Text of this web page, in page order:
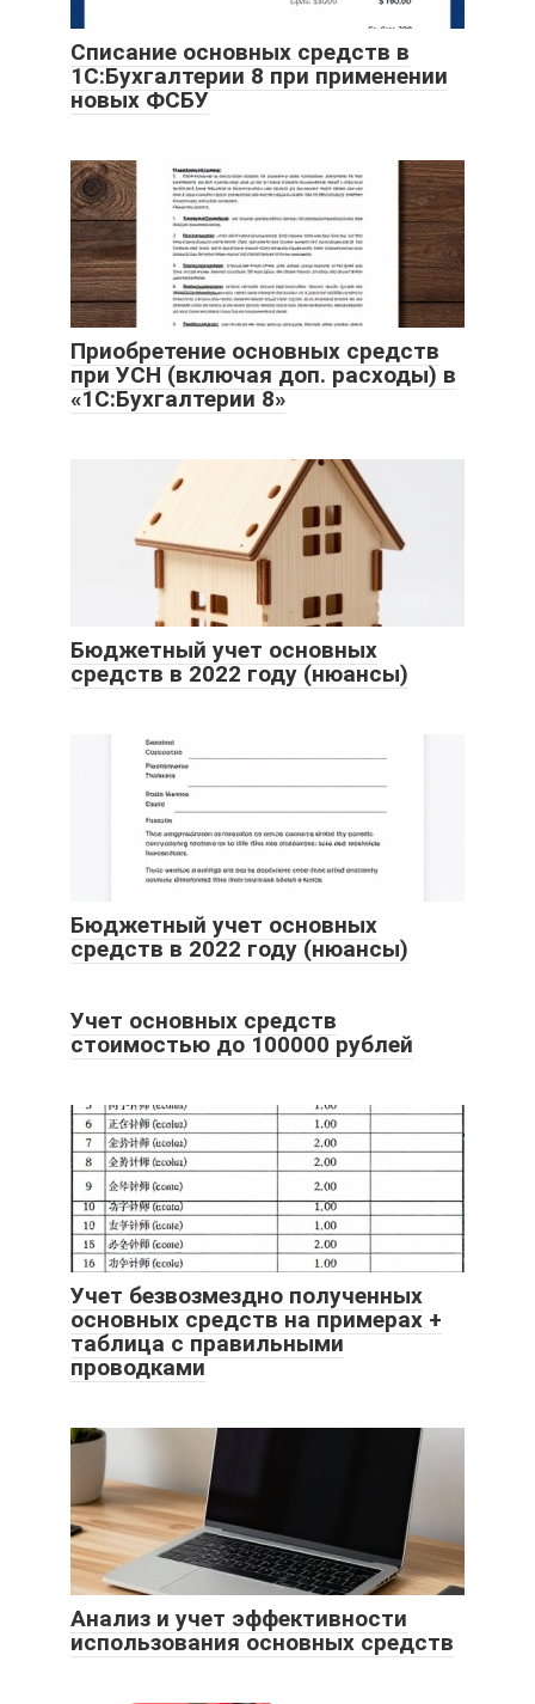
Списание основных средств в
1С:Бухгалтерии 8 при применении
новых ФСБУ
Приобретение основных средств
при УСН (включая доп. расходы) в
«1С:Бухгалтерии 8»
Бюджетный учет основных
средств в 2022 году (нюансы)
Бюджетный учет основных
средств в 2022 году (нюансы)
Учет основных средств
стоимостью до 100000 рублей
Учет безвозмездно полученных
основных средств на примерах +
таблица с правильными
проводками
Анализ и учет эффективности
использования основных средств